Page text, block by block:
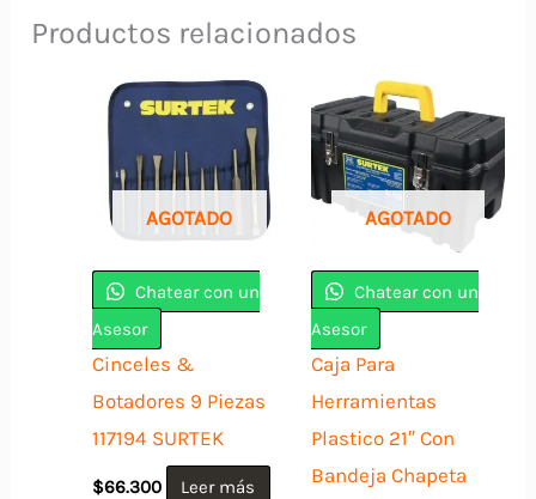
Productos relacionados
AGOTADO
Chatear con un
Asesor
Cinceles &
Botadores 9 Piezas
117194 SURTEK
$66.300 Leer más
AGOTADO
Chatear con un
Asesor
Caja Para
Herramientas
Plastico 21″ Con
Bandeja Chapeta